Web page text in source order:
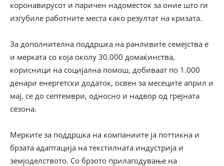
коронавирусот и паричен надоместок за оние што ги
изгубиле работните места како резултат на кризата.
За дополнителна поддршка на ранливите семејства е
и мерката со која околу 30.000 домаќинства,
корисници на социјална помош, добиваат по 1.000
денари енергетски додаток, освен за месеците април и
мај, се до септември, односно и надвор од грејната
сезона.
Мерките за поддршка на компаниите ја поттикна и
брзата адаптација на текстилната индустрија и
земјоделството. Со брзото прилагодување на